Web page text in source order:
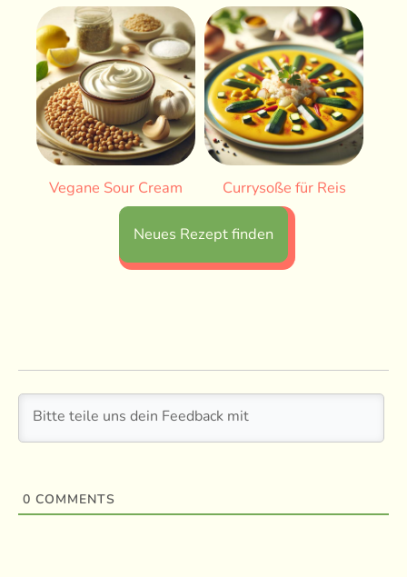
Vegane Sour Cream Currysoße für Reis
Neues Rezept finden
0 COMMENTS